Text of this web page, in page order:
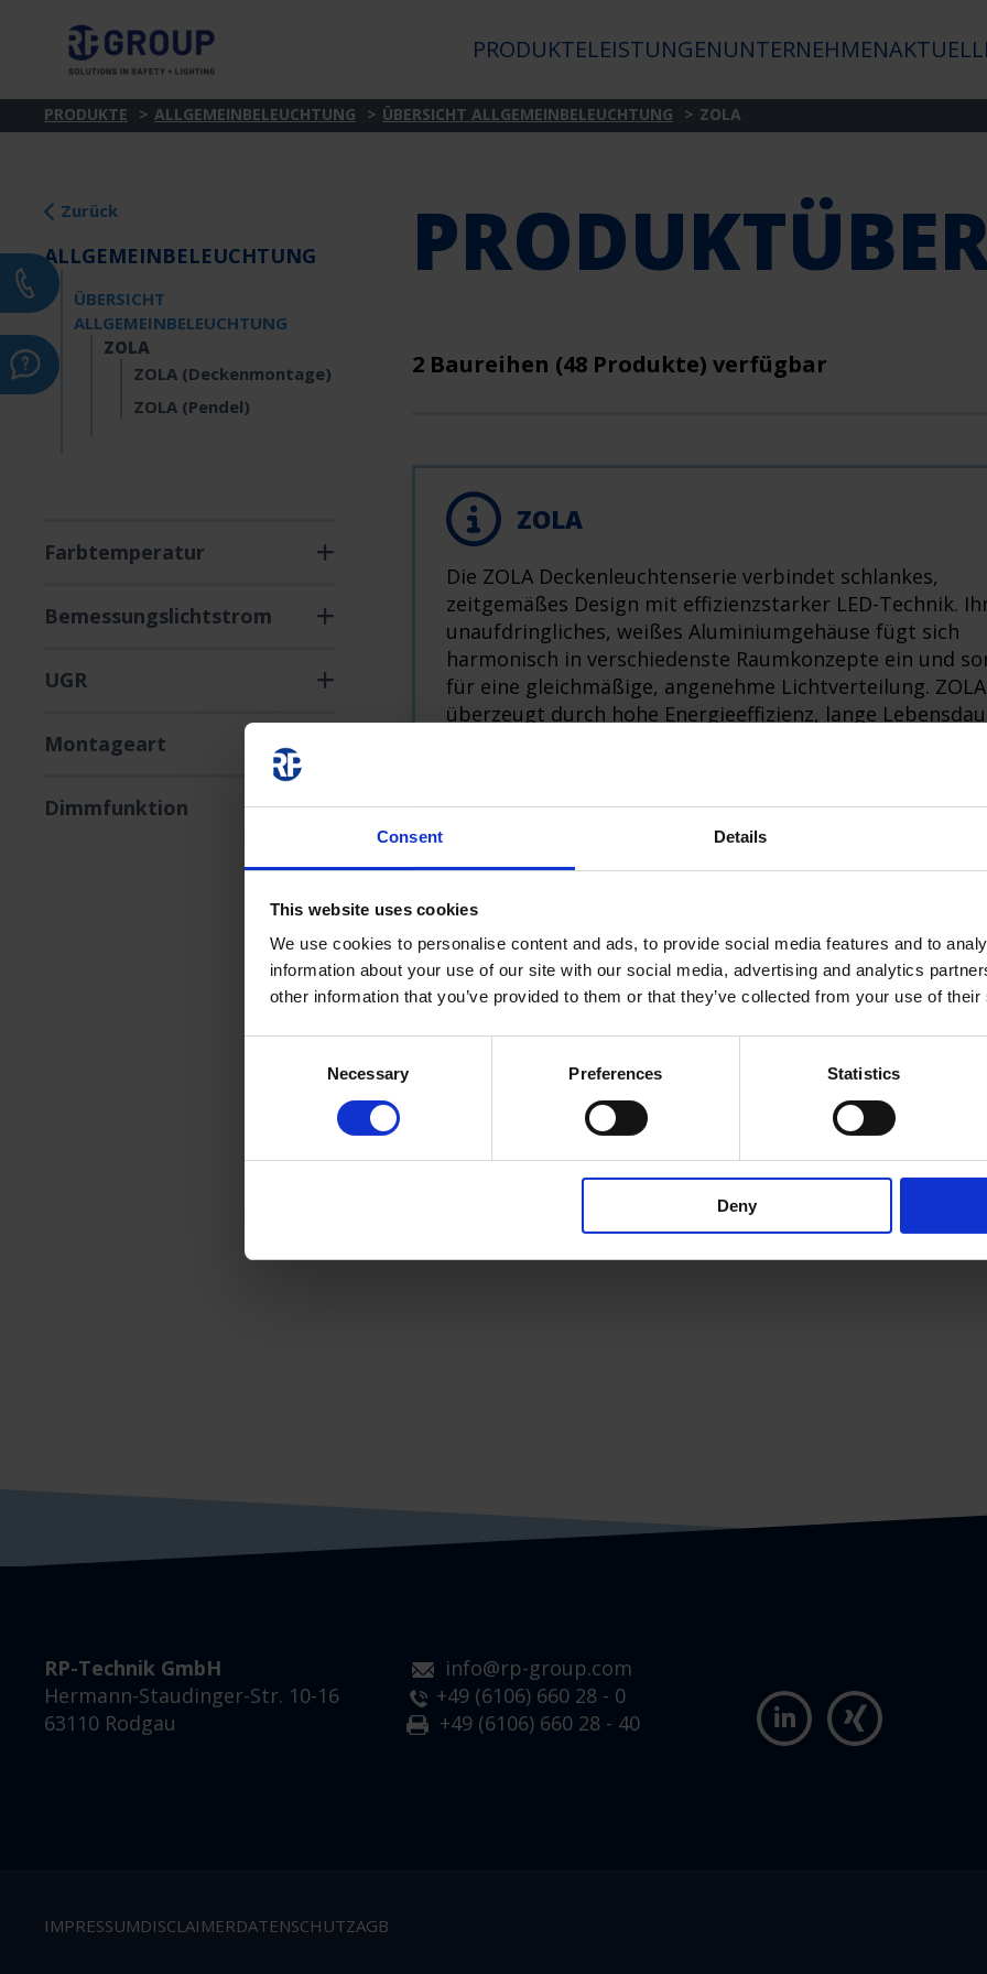
Consent Details
This website uses cookies
We use cookies to personalise content and ads, to provide social media features and to
information about your use of our site with our social media, advertising and analytics
other information that you’ve provided to them or that they’ve collected from your use of
Necessary Preferences Statistics
Deny
PRODUKTELEISTUNGENUNTERNEHMEN
PRODUKTE ALLGEMEINBELEUCHTUNG ÜBERSICHT ALLGEMEINBELEUCHTUNG ZOLA
Zurück
ALLGEMEINBELEUCHTUNG
ÜBERSICHT
ALLGEMEINBELEUCHTUNG
ZOLA
ZOLA (Deckenmontage)
ZOLA (Pendel)
Farbtemperatur
Bemessungslichtstrom
UGR
Montageart
Dimmfunktion
2 Baureihen (48 Produkte) verfügbar
ZOLA
Die ZOLA Deckenleuchtenserie verbindet schlankes,
zeitgemäßes Design mit effizienzstarker LED-Technik.
unaufdringliches, weißes Aluminiumgehäuse fügt sich
harmonisch in verschiedenste Raumkonzepte ein und
für eine gleichmäßige, angenehme Lichtverteilung. ZOLA
überzeugt durch hohe Energieeffizienz, lange
(Deckenmontage)
ZOLA (Pendel)
RP-Technik GmbH
Hermann-Staudinger-Str. 10-16
63110 Rodgau
info@rp-group.com
+49 (6106) 660 28 - 0
+49 (6106) 660 28 - 40
IMPRESSUMDISCLAIMERDATENSCHUTZAGB